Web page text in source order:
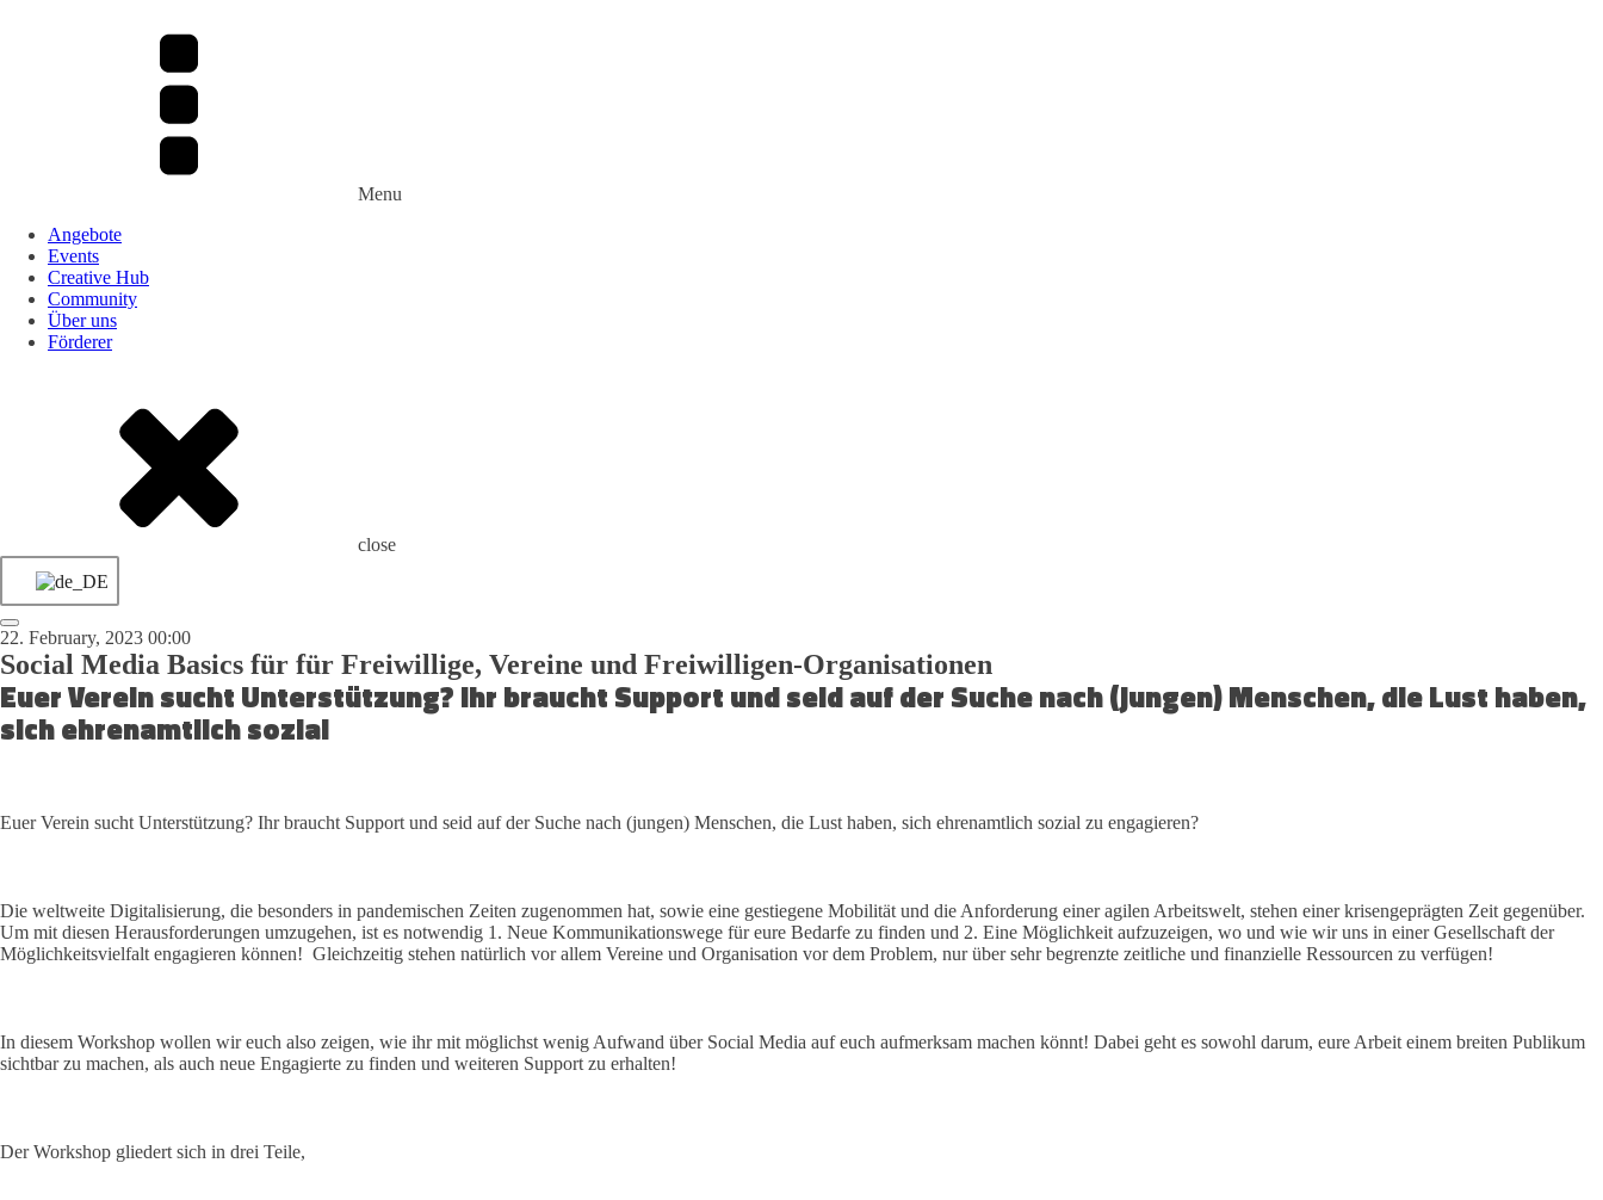
Menu
Angebote
Events
Creative Hub
Community
Über uns
Förderer
close
22. February, 2023 00:00
Social Media Basics für für Freiwillige, Vereine und Freiwilligen-Organisationen
Euer Verein sucht Unterstützung? Ihr braucht Support und seid auf der Suche nach (jungen) Menschen, die Lust haben,
sich ehrenamtlich sozial
Euer Verein sucht Unterstützung? Ihr braucht Support und seid auf der Suche nach (jungen) Menschen, die Lust haben, sich ehrenamtlich sozial zu engagieren?
Die weltweite Digitalisierung, die besonders in pandemischen Zeiten zugenommen hat, sowie eine gestiegene Mobilität und die Anforderung einer agilen Arbeitswelt, stehen einer krisengeprägten Zeit gegenüber.
Um mit diesen Herausforderungen umzugehen, ist es notwendig 1. Neue Kommunikationswege für eure Bedarfe zu finden und 2. Eine Möglichkeit aufzuzeigen, wo und wie wir uns in einer Gesellschaft der
Möglichkeitsvielfalt engagieren können! Gleichzeitig stehen natürlich vor allem Vereine und Organisation vor dem Problem, nur über sehr begrenzte zeitliche und finanzielle Ressourcen zu verfügen!
In diesem Workshop wollen wir euch also zeigen, wie ihr mit möglichst wenig Aufwand über Social Media auf euch aufmerksam machen könnt! Dabei geht es sowohl darum, eure Arbeit einem breiten Publikum
sichtbar zu machen, als auch neue Engagierte zu finden und weiteren Support zu erhalten!
Der Workshop gliedert sich in drei Teile,